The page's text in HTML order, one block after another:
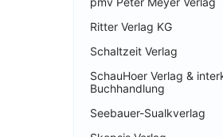
Ritter Verlag KG
Schaltzeit Verlag
SchauHoer Verlag &
Buchhandlung
Seebauer-Sualkverlag